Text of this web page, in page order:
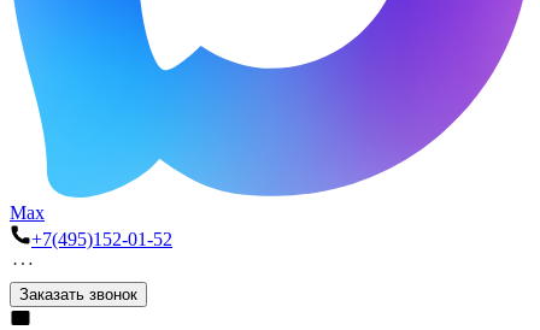
Max
+7(495)152-01-52
Заказать звонок